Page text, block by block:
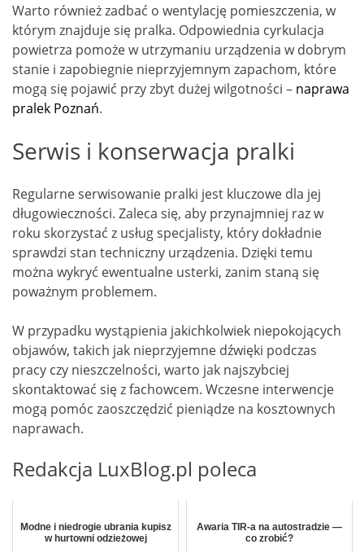
Warto również zadbać o wentylację pomieszczenia, w
którym znajduje się pralka. Odpowiednia cyrkulacja
powietrza pomoże w utrzymaniu urządzenia w dobrym
stanie i zapobiegnie nieprzyjemnym zapachom, które
mogą się pojawić przy zbyt dużej wilgotności – naprawa
pralek Poznań.
Serwis i konserwacja pralki
Regularne serwisowanie pralki jest kluczowe dla jej
długowieczności. Zaleca się, aby przynajmniej raz w
roku skorzystać z usług specjalisty, który dokładnie
sprawdzi stan techniczny urządzenia. Dzięki temu
można wykryć ewentualne usterki, zanim staną się
poważnym problemem.
W przypadku wystąpienia jakichkolwiek niepokojących
objawów, takich jak nieprzyjemne dźwięki podczas
pracy czy nieszczelności, warto jak najszybciej
skontaktować się z fachowcem. Wczesne interwencje
mogą pomóc zaoszczędzić pieniądze na kosztownych
naprawach.
Redakcja LuxBlog.pl poleca
Modne i niedrogie ubrania kupisz
w hurtowni odzieżowej
Awaria TIR-a na autostradzie —
co zrobić?